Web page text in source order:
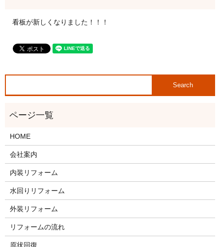
看板が新しくなりました！！！
HOME
会社案内
内装リフォーム
水回りリフォーム
外装リフォーム
リフォームの流れ
原状回復